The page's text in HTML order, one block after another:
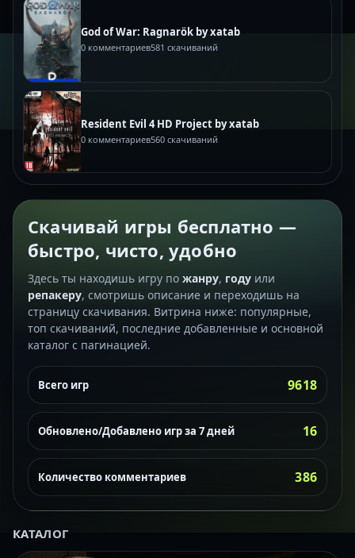
God of War: Ragnarök by xatab
0 комментариев581 скачиваний
Resident Evil 4 HD Project by xatab
0 комментариев560 скачиваний
Скачивай игры бесплатно —
быстро, чисто, удобно
Здесь ты находишь игру по жанру, году или
репакеру, смотришь описание и переходишь на
страницу скачивания. Витрина ниже: популярные,
топ скачиваний, последние добавленные и основной
каталог с пагинацией.
Всего игр 9618
Обновлено/Добавлено игр за 7 дней 16
Количество комментариев 386
КАТАЛОГ